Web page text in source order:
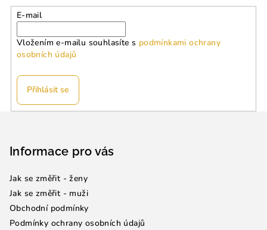
E-mail
Vložením e-mailu souhlasíte s podmínkami ochrany
osobních údajů
Přihlásit se
Informace pro vás
Jak se změřit - ženy
Jak se změřit - muži
Obchodní podmínky
Podmínky ochrany osobních údajů